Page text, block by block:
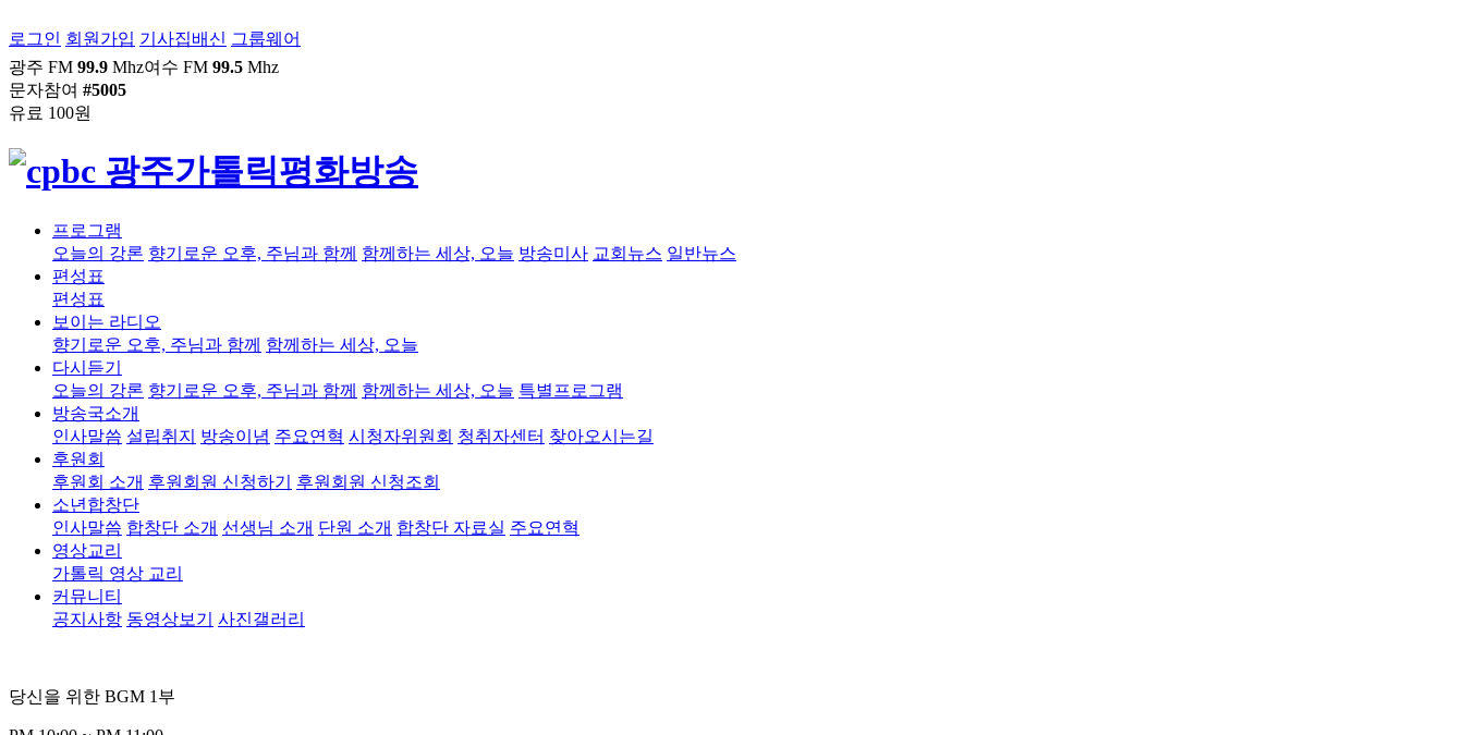
로그인 회원가입 기사집배신 그룹웨어
광주 FM 99.9 Mhz여수 FM 99.5 Mhz
문자참여 #5005
유료 100원
프로그램
오늘의 강론 향기로운 오후, 주님과 함께 함께하는 세상, 오늘 방송미사 교회뉴스 일반뉴스
편성표
편성표
보이는 라디오
향기로운 오후, 주님과 함께 함께하는 세상, 오늘
다시듣기
오늘의 강론 향기로운 오후, 주님과 함께 함께하는 세상, 오늘 특별프로그램
방송국소개
인사말씀 설립취지 방송이념 주요연혁 시청자위원회 청취자센터 찾아오시는길
후원회
후원회 소개 후원회원 신청하기
후원회원 신청조회
소년합창단
인사말씀 합창단 소개 선생님 소개 단원 소개 합창단 자료실 주요연혁
영상교리
가톨릭 영상 교리
커뮤니티
공지사항 동영상보기 사진갤러리
당신을 위한 BGM 1부